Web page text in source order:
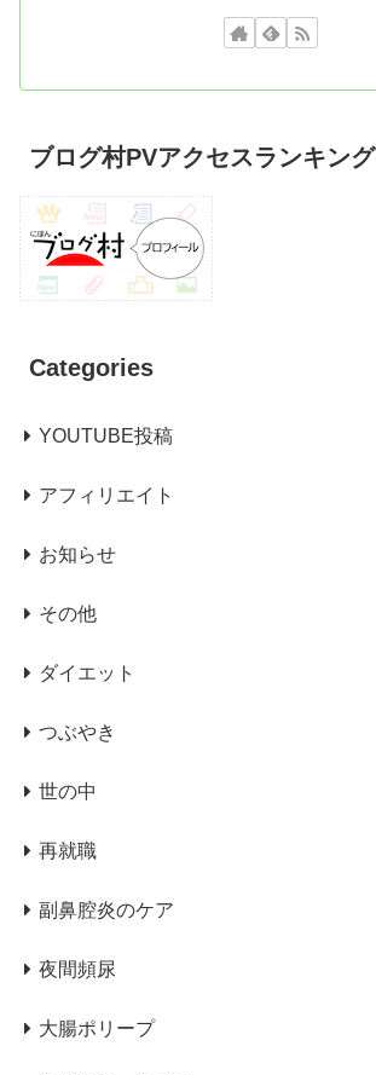
ブログ村PVアクセスランキング
Categories
YOUTUBE投稿
アフィリエイト
お知らせ
その他
ダイエット
つぶやき
世の中
再就職
副鼻腔炎のケア
夜間頻尿
大腸ポリープ